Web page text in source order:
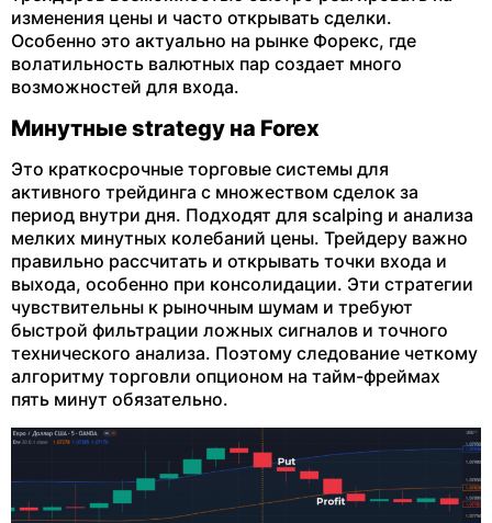
изменения цены и часто открывать сделки.
Особенно это актуально на рынке Форекс, где
волатильность валютных пар создает много
возможностей для входа.
Минутные strategy на Forex
Это краткосрочные торговые системы для
активного трейдинга с множеством сделок за
период внутри дня. Подходят для scalping и анализа
мелких минутных колебаний цены. Трейдеру важно
правильно рассчитать и открывать точки входа и
выхода, особенно при консолидации. Эти стратегии
чувствительны к рыночным шумам и требуют
быстрой фильтрации ложных сигналов и точного
технического анализа. Поэтому следование четкому
алгоритму торговли опционом на тайм-фреймах
пять минут обязательно.